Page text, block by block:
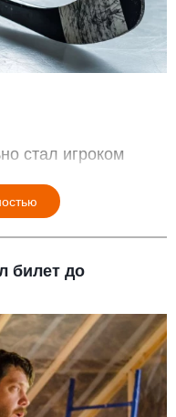
стал игроком
билет до